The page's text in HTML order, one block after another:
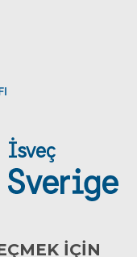
İÇİN